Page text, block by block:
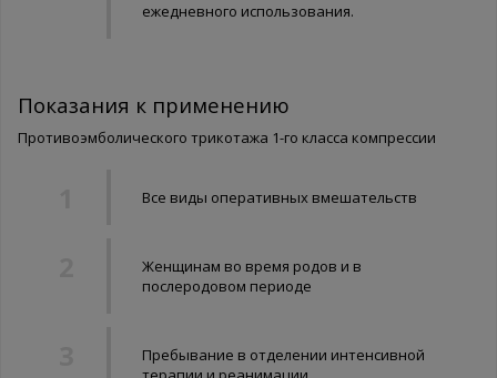
ежедневного использования.
Показания к применению
Противоэмболического трикотажа 1-го класса компрессии
Все виды оперативных вмешательств
Женщинам во время родов и в
послеродовом периоде
Пребывание в отделении интенсивной